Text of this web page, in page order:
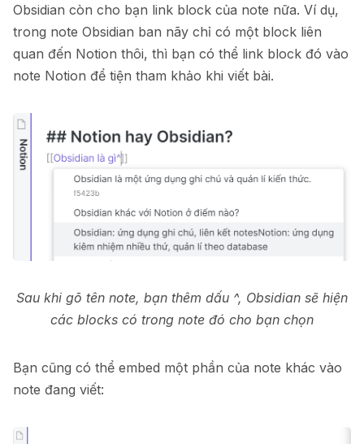
Obsidian còn cho bạn link block của note nữa. Ví dụ,
trong note Obsidian ban nãy chỉ có một block liên
quan đến Notion thôi, thì bạn có thể link block đó vào
note Notion để tiện tham khảo khi viết bài.
Sau khi gõ tên note, bạn thêm dấu ^, Obsidian sẽ hiện
các blocks có trong note đó cho bạn chọn
Bạn cũng có thể embed một phần của note khác vào
note đang viết: